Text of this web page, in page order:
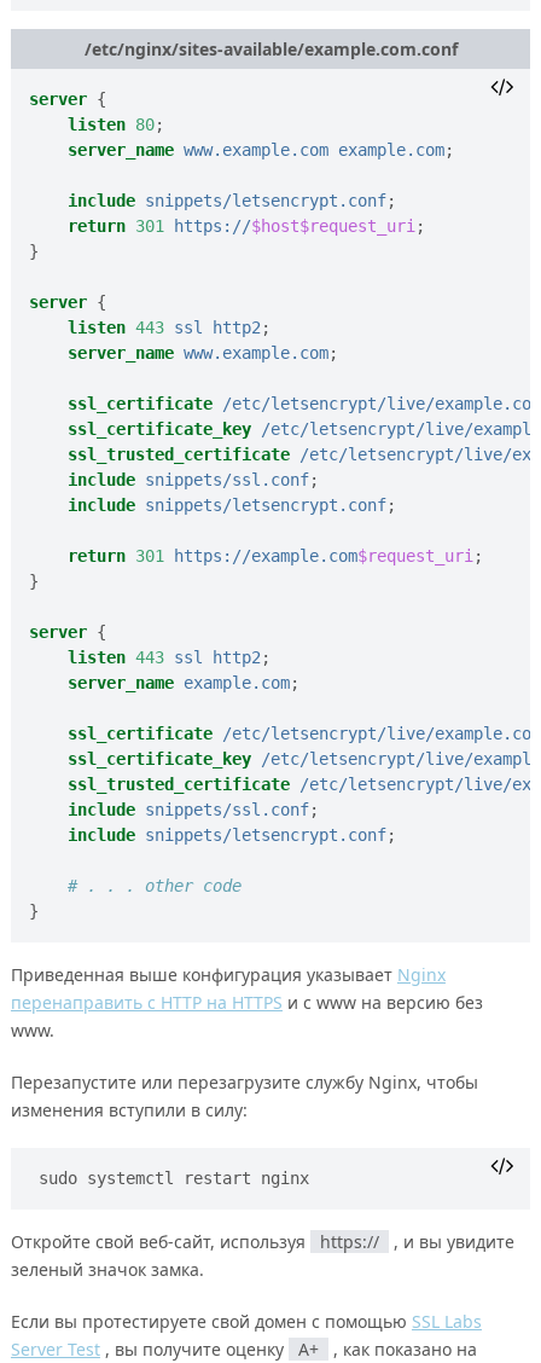
/etc/nginx/sites-available/example.com.conf
server {
listen 80;
server_name www.example.com example.com;
include snippets/letsencrypt.conf;
return 301 https://$host$request_uri ;
}
server {
listen 443 ssl http2 ;
server_name www.example.com;
ssl_certificate
/etc/letsencrypt/live/
ssl_certificate_key
/etc/letsencrypt/live/
ssl_trusted_certificate
/etc/letsencrypt/live/
include snippets/ssl.conf;
include snippets/letsencrypt.conf;
return 301 https://example.com$request_uri ;
}
server {
listen 443 ssl http2 ;
server_name example.com;
ssl_certificate
/etc/letsencrypt/live/
ssl_certificate_key
/etc/letsencrypt/live/
ssl_trusted_certificate
/etc/letsencrypt/live/
include snippets/ssl.conf;
include snippets/letsencrypt.conf;
# . . . other code
}
Приведенная выше конфигурация указывает Nginx
перенаправить с HTTP на HTTPS и с www на версию без
www.
Перезапустите или перезагрузите службу Nginx, чтобы
изменения вступили в силу:
sudo systemctl restart nginx
Откройте свой веб-сайт, используя https://
, и вы увидите
зеленый значок замка.
Если вы протестируете свой домен с помощью SSL Labs
Server Test, вы получите оценку A+
, как показано на